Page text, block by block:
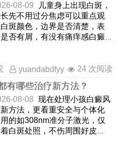
08-09
儿童身上出现白斑，
先不用过分焦虑可以重点观
斑颜色，边界是否清楚，表
否有屑，有没有痛痒感白癜
yuandabdfyy 24 次阅读
有哪些治疗新方法？
08-08 现在处理小孩白癜风
方法，更看重安全与个体化
的如308nm准分子激光，仅
白斑处照，不伤周围好皮